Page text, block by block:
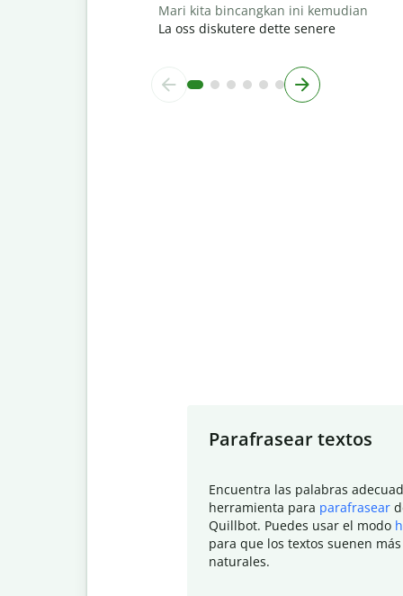
Mari kita bincangkan ini kemudian
La oss diskutere dette senere
Parafrasear textos
Encuentra las palabras
herramienta para parafrasear
Quillbot. Puedes usar el modo
para que los textos suenen más
naturales.